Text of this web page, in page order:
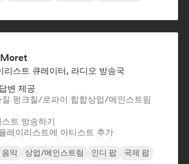
리스트 큐레이터, 라디오 방송국
변 제공
질 펑크칠/로파이 힙합상업/메인스트림
트 방송하기
레이리스트에 아티스트 추가
음악 상업/메인스트림 인디 팝
국제 팝